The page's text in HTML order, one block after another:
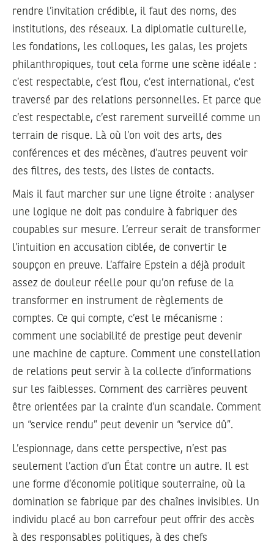
rendre l’invitation crédible, il faut des noms, des
institutions, des réseaux. La diplomatie culturelle,
les fondations, les colloques, les galas, les projets
philanthropiques, tout cela forme une scène idéale :
c’est respectable, c’est flou, c’est international, c’est
traversé par des relations personnelles. Et parce que
c’est respectable, c’est rarement surveillé comme un
terrain de risque. Là où l’on voit des arts, des
conférences et des mécènes, d’autres peuvent voir
des filtres, des tests, des listes de contacts.
Mais il faut marcher sur une ligne étroite : analyser
une logique ne doit pas conduire à fabriquer des
coupables sur mesure. L’erreur serait de transformer
l’intuition en accusation ciblée, de convertir le
soupçon en preuve. L’affaire Epstein a déjà produit
assez de douleur réelle pour qu’on refuse de la
transformer en instrument de règlements de
comptes. Ce qui compte, c’est le mécanisme :
comment une sociabilité de prestige peut devenir
une machine de capture. Comment une constellation
de relations peut servir à la collecte d’informations
sur les faiblesses. Comment des carrières peuvent
être orientées par la crainte d’un scandale. Comment
un “service rendu” peut devenir un “service dû”.
L’espionnage, dans cette perspective, n’est pas
seulement l’action d’un État contre un autre. Il est
une forme d’économie politique souterraine, où la
domination se fabrique par des chaînes invisibles. Un
individu placé au bon carrefour peut offrir des accès
à des responsables politiques, à des chefs